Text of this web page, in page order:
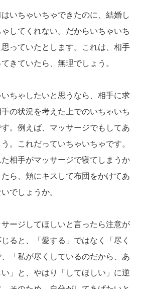
いちゃいちゃできたのに、結婚し
してくれない。だからいちゃいち
っていたとします。これは、相手
きていたら、無理でしょう。
ちゃしたいと思うなら、相手に求
の状況を考えた上でのいちゃいち
。例えば、マッサージでもしてあ
。これだっていちゃいちゃです。
相手がマッサージで寝てしまうか
ら、頬にキスして布団をかけてあ
でしょうか。
ージしてほしいと言ったら注意が
ると、「愛する」ではなく「尽く
「私が尽くしているのだから、あ
」と、やはり「してほしい」に逆